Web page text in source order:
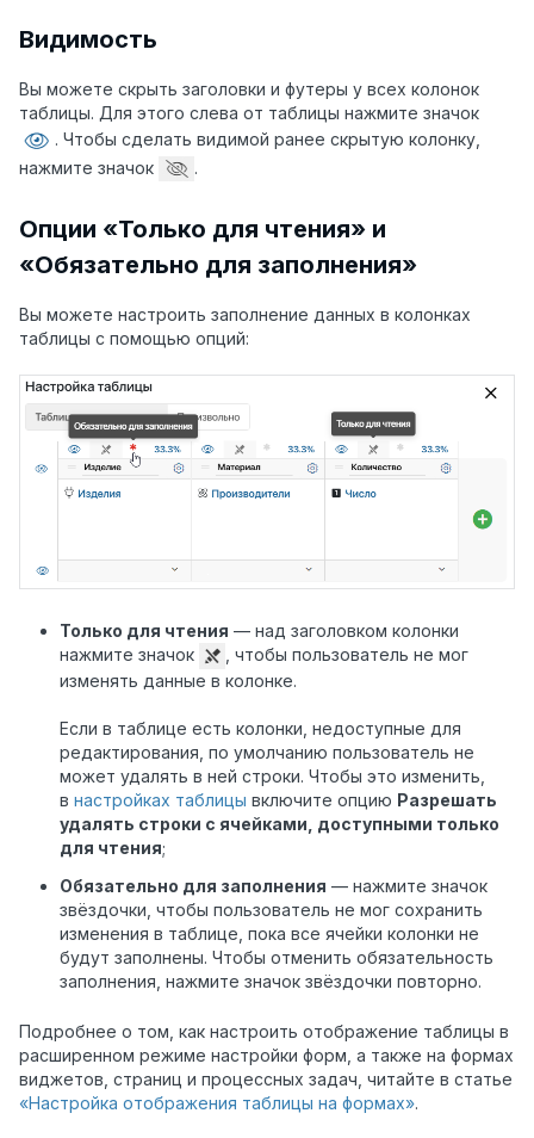
Видимость
Вы можете скрыть заголовки и футеры у всех колонок
таблицы. Для этого слева от таблицы нажмите значок
. Чтобы сделать видимой ранее скрытую колонку,
нажмите значок
.
Опции «Только для чтения» и
«Обязательно для заполнения»
Вы можете настроить заполнение данных в колонках
таблицы с помощью опций:
Только для чтения — над заголовком колонки
нажмите значок
, чтобы пользователь не мог
изменять данные в колонке.
Если в таблице есть колонки, недоступные для
редактирования, по умолчанию пользователь не
может удалять в ней строки. Чтобы это изменить,
в настройках таблицы включите опцию Разрешать
удалять строки с ячейками, доступными только
для чтения;
Обязательно для заполнения — нажмите значок
звёздочки, чтобы пользователь не мог сохранить
изменения в таблице, пока все ячейки колонки не
будут заполнены. Чтобы отменить обязательность
заполнения, нажмите значок звёздочки повторно.
Подробнее о том, как настроить отображение таблицы в
расширенном режиме настройки форм, а также на формах
виджетов, страниц и процессных задач, читайте в статье
«Настройка отображения таблицы на формах».